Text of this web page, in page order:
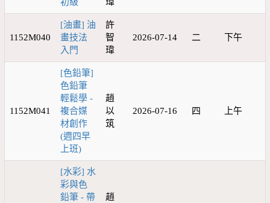
初級 瑋
1152M040
[油畫] 油
畫技法
入門
許
智
瑋
2026-07-14 二 下午
1152M041
[色鉛筆]
色鉛筆
輕鬆學 -
複合媒
材創作
(週四早
上班)
趙
以
筑
2026-07-16 四 上午
[水彩] 水
彩與色
鉛筆 - 帶
趙